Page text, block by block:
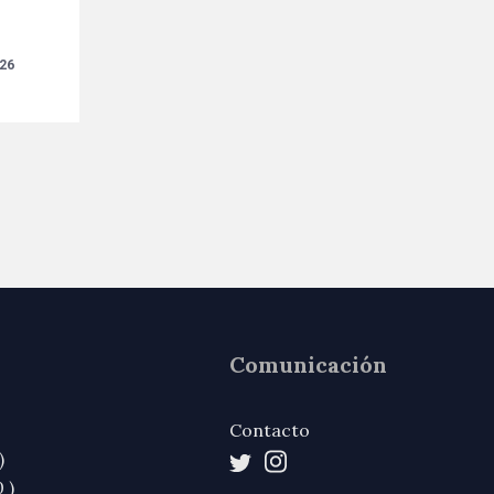
)
Comunicación
Contacto